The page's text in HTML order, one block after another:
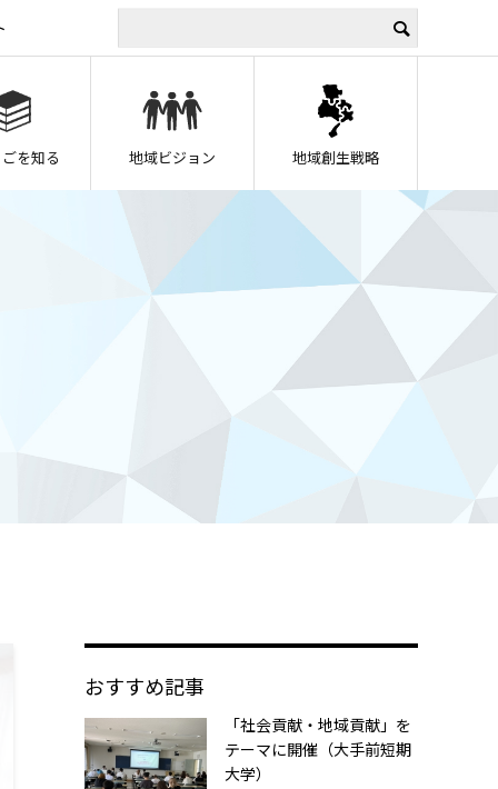
を知る 地域ビジョン 地域創生戦略
おすすめ記事
「社会貢献・地域貢献」を
テーマに開催（大手前短期
大学）